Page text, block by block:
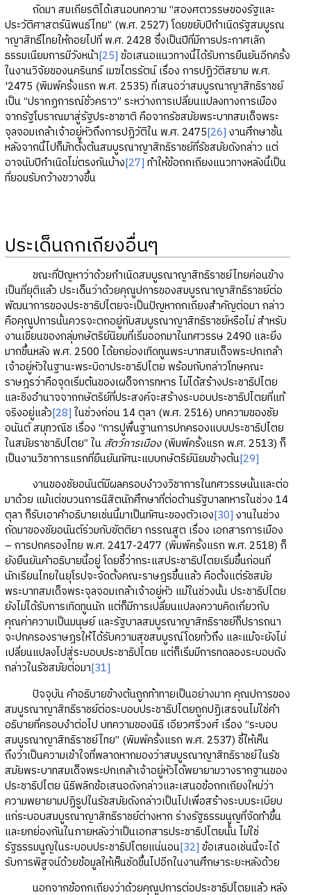
ถัดมา สมเกียรติได้เสนอบทความ “สองศตวรรษของรัฐและ
ประวัติศาสตร์นิพนธ์ไทย” (พ.ศ. 2527) โดยขยับปีกำเนิดรัฐสมบูรณ
าญาสิทธิ์ไทยให้ถอยไปที่ พ.ศ. 2428 ซึ่งเป็นปีที่มีการประกาศเลิก
ธรรมเนียมการมีวังหน้า[25] ข้อเสนอแนวทางนี้ได้รับการยืนยันอีกครั้ง
ในงานวิจัยของนครินทร์ เมฆไตรรัตน์ เรื่อง การปฏิวัติสยาม พ.ศ.
'2475 (พิมพ์ครั้งแรก พ.ศ. 2535) ที่เสนอว่าสมบูรณาญาสิทธิราชย์
เป็น “ปรากฏการณ์ชั่วคราว” ระหว่างการเปลี่ยนแปลงทางการเมือง
จากรัฐโบราณมาสู่รัฐประชาชาติ คือจากรัชสมัยพระบาทสมเด็จพระ
จุลจอมเกล้าเจ้าอยู่หัวถึงการปฏิวัติใน พ.ศ. 2475[26] งานศึกษาชั้น
หลังจากนี้ไปก็มักตั้งต้นสมบูรณาญาสิทธิราชย์ที่รัชสมัยดังกล่าว แต่
อาจนับปีกำเนิดไม่ตรงกันบ้าง[27] ทำให้ข้อถกเถียงแนวทางหลังนี้เป็น
ที่ยอมรับกว้างขวางขึ้น
ประเด็นถกเถียงอื่นๆ
ขณะที่ปัญหาว่าด้วยกำเนิดสมบูรณาญาสิทธิราชย์ไทยค่อนข้าง
เป็นที่ยุติแล้ว ประเด็นว่าด้วยคุณูปการของสมบูรณาญาสิทธิราชย์ต่อ
พัฒนาการของประชาธิปไตยจะเป็นปัญหาถกเถียงสำคัญต่อมา กล่าว
คือคุณูปการนั้นควรจะตกอยู่กับสมบูรณาญาสิทธิราชย์หรือไม่ สำหรับ
งานเขียนของกลุ่มกษัตริย์นิยมที่เริ่มออกมาในทศวรรษ 2490 และยิ่ง
มากขึ้นหลัง พ.ศ. 2500 ได้ยกย่องเทิดทูนพระบาทสมเด็จพระปกเกล้า
เจ้าอยู่หัวในฐานะพระบิดาประชาธิปไตย พร้อมกับกล่าวโทษคณะ
ราษฎรว่าคือจุดเริ่มต้นของเผด็จการทหาร ไม่ได้สร้างประชาธิปไตย
และชิงอำนาจจากกษัตริย์ที่ประสงค์จะสร้างระบอบประชาธิปไตยที่แท้
จริงอยู่แล้ว[28] ในช่วงก่อน 14 ตุลา (พ.ศ. 2516) บทความของชัย
อนันต์ สมุทวณิช เรื่อง “การปูพื้นฐานการปกครองแบบประชาธิปไตย
ในสมัยราชาธิปไตย” ใน สัตว์การเมือง(พิมพ์ครั้งแรก พ.ศ. 2513) ก็
เป็นงานวิชาการแรกที่ยืนยันทัศนะแบบกษัตริย์นิยมข้างต้น[29]
งานของชัยอนันต์มีผลครอบงำวงวิชาการในทศวรรษนั้นและต่อ
มาด้วย แม้แต่ขบวนการนิสิตนักศึกษาที่ต่อต้านรัฐบาลทหารในช่วง 14
ตุลา ก็รับเอาคำอธิบายเช่นนี้มาเป็นทัศนะของตัวเอง[30] งานในช่วง
ถัดมาของชัยอนันต์ร่วมกับขัตติยา กรรณสูต เรื่อง เอกสารการเมือง
– การปกครองไทย พ.ศ. 2417-2477 (พิมพ์ครั้งแรก พ.ศ. 2518) ก็
ยังยืนยันคำอธิบายนี้อยู่ โดยชี้ว่ากระแสประชาธิปไตยเริ่มขึ้นก่อนที่
นักเรียนไทยในยุโรปจะจัดตั้งคณะราษฎรขึ้นแล้ว คือตั้งแต่รัชสมัย
พระบาทสมเด็จพระจุลจอมเกล้าเจ้าอยู่หัว แม้ในช่วงนั้น ประชาธิปไตย
ยังไม่ได้รับการเทิดทูนนัก แต่ก็มีการเปลี่ยนแปลงความคิดเกี่ยวกับ
คุณค่าความเป็นมนุษย์ และรัฐบาลสมบูรณาญาสิทธิราชย์ก็ปรารถนา
จะปกครองราษฎรให้ได้รับความสุขสมบูรณ์โดยทั่วถึง และแม้จะยังไม่
เปลี่ยนแปลงไปสู่ระบอบประชาธิปไตย แต่ก็เริ่มมีการทดลองระบอบดัง
กล่าวในรัชสมัยต่อมา[31]
ปัจจุบัน คำอธิบายข้างต้นถูกท้าทายเป็นอย่างมาก คุณปการของ
สมบูรณาญาสิทธิราชย์ต่อระบอบประชาธิปไตยถูกปฏิเสธจนไม่ใช่คำ
อธิบายที่ครอบงำต่อไป บทความของนิธิ เอียวศรีวงศ์ เรื่อง “ระบอบ
สมบูรณาญาสิทธิราชย์ไทย” (พิมพ์ครั้งแรก พ.ศ. 2537) ชี้ให้เห็น
ถึงว่าเป็นความเข้าใจที่พลาดหากมองว่าสมบูรณาญาสิทธิราชย์ในรัช
สมัยพระบาทสมเด็จพระปกเกล้าเจ้าอยู่หัวได้พยายามวางรากฐานของ
ประชาธิปไตย นิธิพลิกข้อเสนอดังกล่าวและเสนอข้อถกเถียงใหม่ว่า
ความพยายามปฏิรูปในรัชสมัยดังกล่าวเป็นไปเพื่อสร้างระบบระเบียบ
แก่ระบอบสมบูรณาญาสิทธิราชย์ต่างหาก ร่างรัฐธรรมนูญที่จัดทำขึ้น
และยกย่องกันในภายหลังว่าเป็นเอกสารประชาธิปไตยนั้น ไม่ใช่
รัฐธรรมนูญในระบอบประชาธิปไตยแน่นอน[32] ข้อเสนอเช่นนี้จะได้
รับการพิสูจน์ด้วยข้อมูลให้เห็นชัดขึ้นไปอีกในงานศึกษาระยะหลังด้วย
นอกจากข้อถกเถียงว่าด้วยคุณูปการต่อประชาธิปไตยแล้ว หลัง